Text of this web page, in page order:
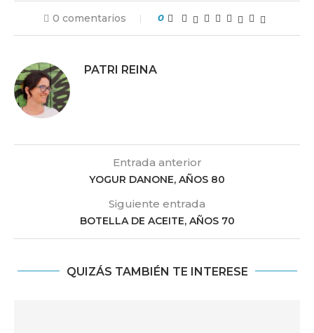
0 comentarios 0
PATRI REINA
Entrada anterior
YOGUR DANONE, AÑOS 80
Siguiente entrada
BOTELLA DE ACEITE, AÑOS 70
QUIZÁS TAMBIÉN TE INTERESE